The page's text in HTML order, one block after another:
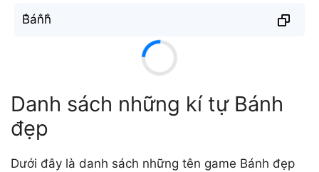
B̐án̐h̐
Danh sách những kí tự Bánh
đẹp
Dưới đây là danh sách những tên game Bánh đẹp